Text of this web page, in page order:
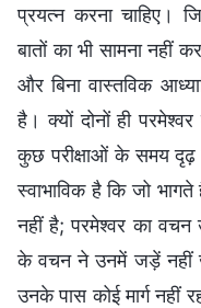
प्रयत्न करना चाहिए।
बातों का भी सामना नहीं
और बिना वास्तविक
है। क्यों दोनों ही
कुछ परीक्षाओं के समय
स्वाभाविक है कि जो
नहीं है; परमेश्वर का वचन
के वचन ने उनमें जड़ें नहीं
उनके पास कोई मार्ग नहीं